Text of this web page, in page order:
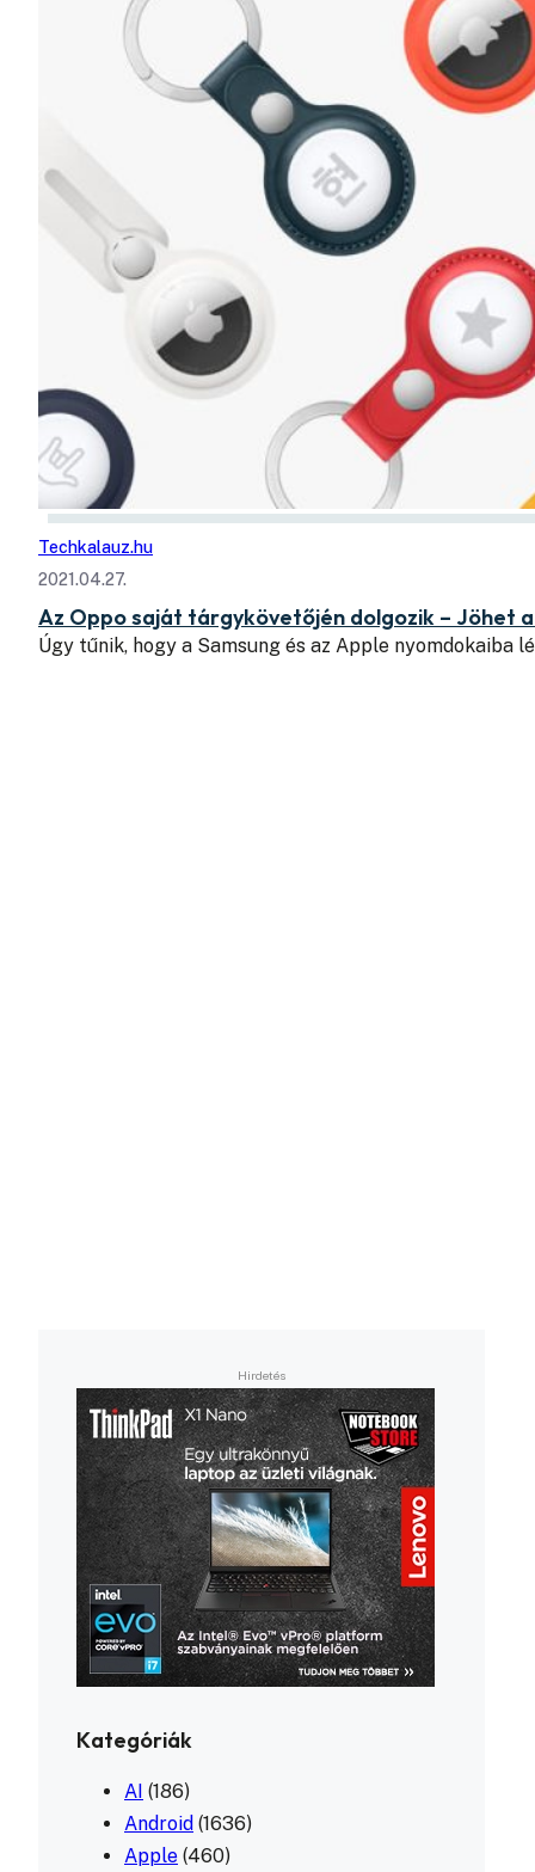
Techkalauz.hu
2021.04.27.
Az Oppo saját tárgykövetőjén dolgozik – Jöhet
Úgy tűnik, hogy a Samsung és az Apple nyomdokaiba
Kategóriák
AI (186)
Android (1636)
Apple (460)